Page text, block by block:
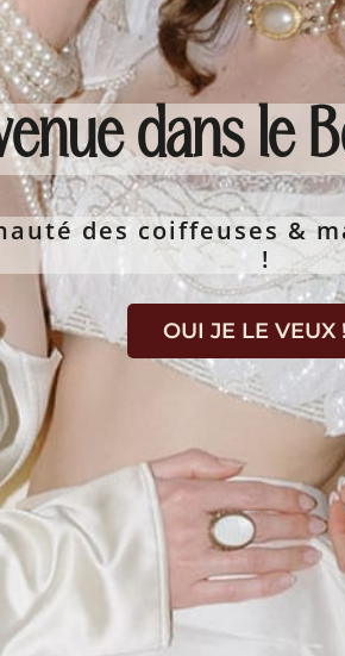
dans le
des coiffeuses &
!
OUI JE LE VEUX